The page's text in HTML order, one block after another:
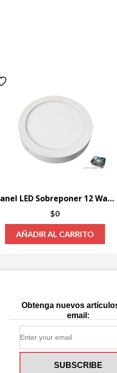
Panel LED Sobreponer 12 Watts
$0
AÑADIR AL CARRITO
Obtenga nuevos
email: